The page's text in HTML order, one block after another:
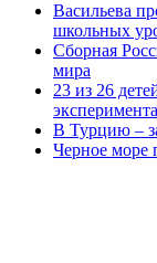
Васильева
школьных
Сборная
мира
23 из 26
В Турцию –
Черное море